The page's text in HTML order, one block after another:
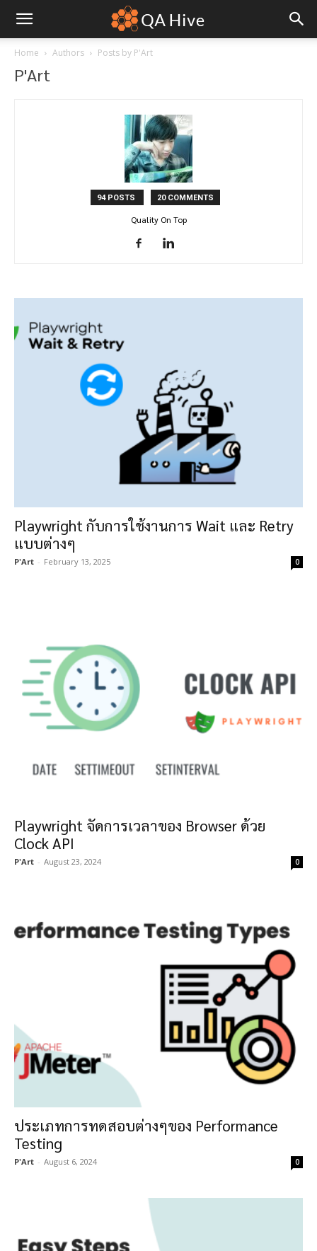
Home Authors Posts by P'Art
P'Art
94 POSTS 20 COMMENTS
Quality On Top
Playwright กับการใช้งานการ Wait และ Retry
แบบต่างๆ
P'Art - February 13, 2025 0
Playwright จัดการเวลาของ Browser ด้วย
Clock API
P'Art - August 23, 2024 0
ประเภทการทดสอบต่างๆของ Performance
Testing
P'Art - August 6, 2024 0